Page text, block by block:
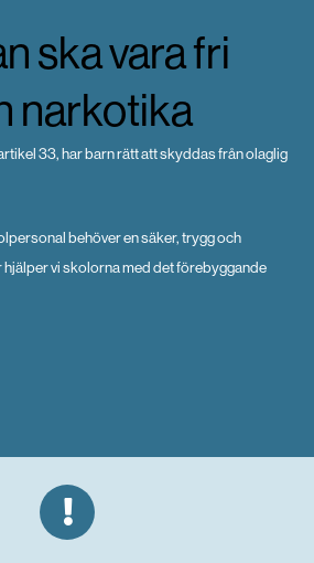
ska vara fri
narkotika
33, har barn rätt att skyddas från olaglig
behöver en säker, trygg och
vi skolorna med det förebyggande